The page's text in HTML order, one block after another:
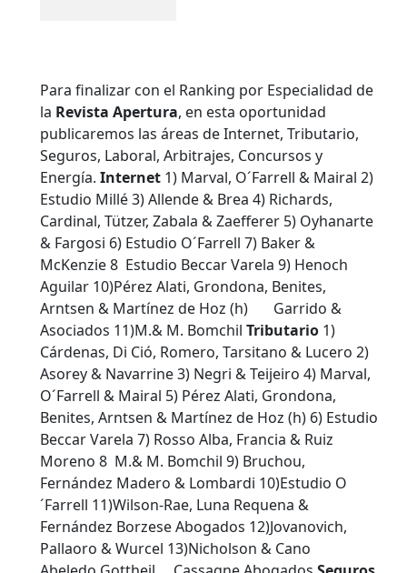
Para finalizar con el Ranking por Especialidad de
la Revista Apertura, en esta oportunidad
publicaremos las áreas de Internet, Tributario,
Seguros, Laboral, Arbitrajes, Concursos y
Energía. Internet 1) Marval, O´Farrell & Mairal 2)
Estudio Millé 3) Allende & Brea 4) Richards,
Cardinal, Tützer, Zabala & Zaefferer 5) Oyhanarte
& Fargosi 6) Estudio O´Farrell 7) Baker &
McKenzie 8 Estudio Beccar Varela 9) Henoch
Aguilar 10)Pérez Alati, Grondona, Benites,
Arntsen & Martínez de Hoz (h) Garrido &
Asociados 11)M.& M. Bomchil Tributario 1)
Cárdenas, Di Ció, Romero, Tarsitano & Lucero 2)
Asorey & Navarrine 3) Negri & Teijeiro 4) Marval,
O´Farrell & Mairal 5) Pérez Alati, Grondona,
Benites, Arntsen & Martínez de Hoz (h) 6) Estudio
Beccar Varela 7) Rosso Alba, Francia & Ruiz
Moreno 8 M.& M. Bomchil 9) Bruchou,
Fernández Madero & Lombardi 10)Estudio O
´Farrell 11)Wilson-Rae, Luna Requena &
Fernández Borzese Abogados 12)Jovanovich,
Pallaoro & Wurcel 13)Nicholson & Cano